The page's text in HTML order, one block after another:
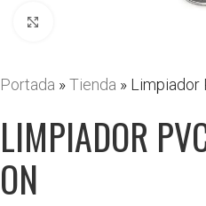
Portada »Tienda » Limpiador
LIMPIADOR
ON